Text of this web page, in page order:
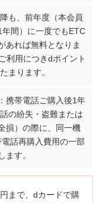
も、前年度（本会員
間）に一度でもETC
あれば無料となりま
利用につきdポイント
まります。
携帯電話ご購入後1年
の紛失・盗難または
損）の際に、同一機
話再購入費用の一部
ます。
まで、dカードで購